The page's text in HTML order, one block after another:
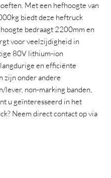
Met een hefhoogte van
biedt deze heftruck
bedraagt 2200mm en
voor veelzijdigheid in
80V lithium-ion
en efficiënte
zijn onder andere
lever, non-marking banden,
u geïnteresseerd in het
Neem direct contact op via